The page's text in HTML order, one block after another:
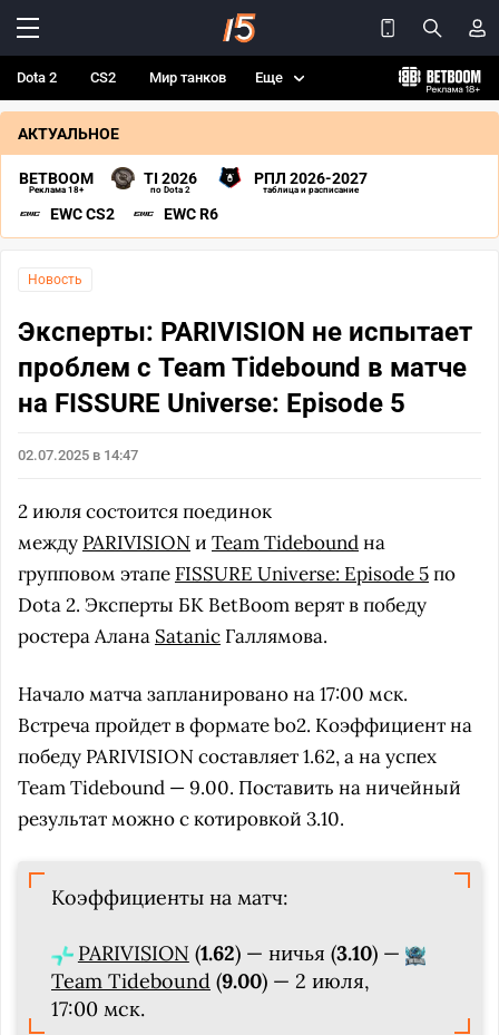
Dota 2 CS2 Мир танков Еще
АКТУАЛЬНОЕ
BETBOOM
Реклама 18+
TI 2026
по Dota 2
РПЛ 2026-2027
таблица и расписание
EWC CS2 EWC R6
Новость
Эксперты: PARIVISION не испытает
проблем с Team Tidebound в матче
на FISSURE Universe: Episode 5
02.07.2025 в 14:47
2 июля состоится поединок
между PARIVISIONи Team Tideboundна
групповом этапе FISSURE Universe: Episode 5по
Dota 2. Эксперты БК BetBoom верят в победу
ростера Алана Satanic Галлямова.
Начало матча запланировано на 17:00 мск.
Встреча пройдет в формате bo2. Коэффициент на
победу PARIVISION составляет 1.62, а на успех
Team Tidebound — 9.00. Поставить на ничейный
результат можно с котировкой 3.10.
Коэффициенты на матч:
PARIVISION (1.62) — ничья (3.10) —
Team Tidebound (9.00) — 2 июля,
17:00 мск.